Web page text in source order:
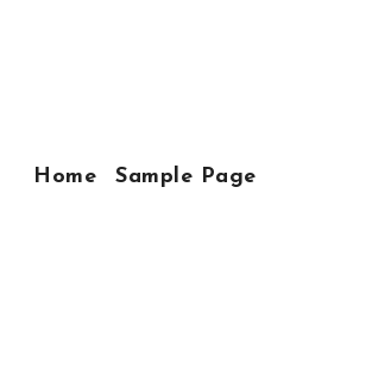
Home Sample Page